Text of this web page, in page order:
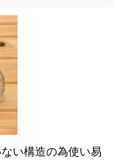
い構造の為使い易